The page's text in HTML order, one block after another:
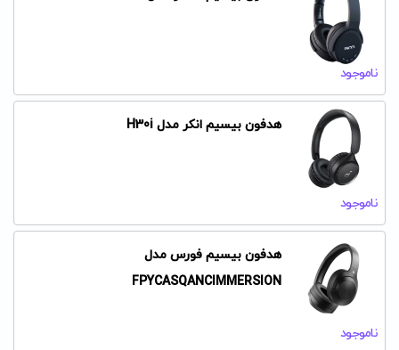
ناموجود
هدفون بیسیم انکر مدل H30i
ناموجود
هدفون بیسیم فورس مدل
FPYCASQANCIMMERSION
ناموجود